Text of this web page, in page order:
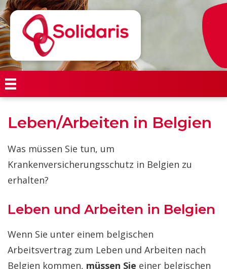
Leben/Arbeiten in Belgien
Was müssen Sie tun, um
Krankenversicherungsschutz in Belgien zu
erhalten?
Leben und Arbeiten in Belgien
Wenn Sie unter einem belgischen
Arbeitsvertrag zum Leben und Arbeiten nach
Belgien kommen, müssen Sie einer belgischen